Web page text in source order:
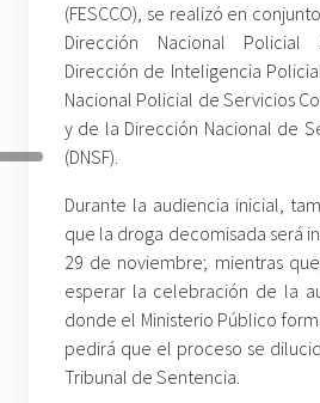
(FESCCO), se realizó en
Dirección Nacional Policial
Dirección de Inteligencia
Nacional Policial de Servicios
y de la Dirección Nacional de
(DNSF).
Durante la audiencia inicial,
que la droga decomisada será
29 de noviembre; mientras
esperar la celebración de la
donde el Ministerio Público
pedirá que el proceso se
Tribunal de Sentencia.